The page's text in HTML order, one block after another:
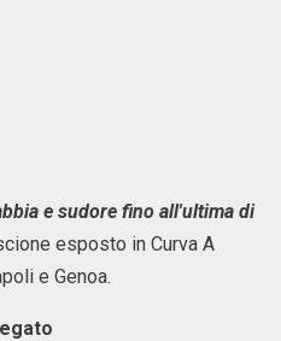
e sudore fino all'ultima di
esposto in Curva A
e Genoa.